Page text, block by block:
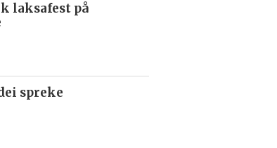
laksafest på
spreke